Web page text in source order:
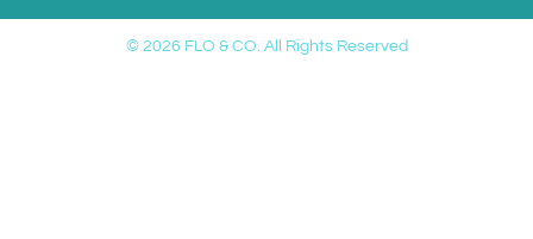
© 2026 FLO & CO. All Rights Reserved